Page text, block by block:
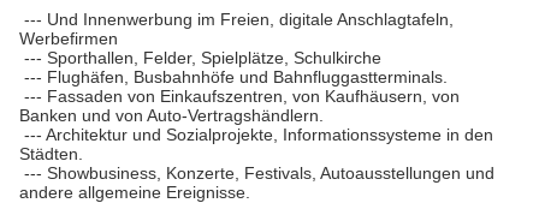
--- Und Innenwerbung im Freien, digitale Anschlagtafeln,
Werbefirmen
--- Sporthallen, Felder, Spielplätze, Schulkirche
--- Flughäfen, Busbahnhöfe und Bahnfluggastterminals.
--- Fassaden von Einkaufszentren, von Kaufhäusern, von
Banken und von Auto-Vertragshändlern.
--- Architektur und Sozialprojekte, Informationssysteme in den
Städten.
--- Showbusiness, Konzerte, Festivals, Autoausstellungen und
andere allgemeine Ereignisse.